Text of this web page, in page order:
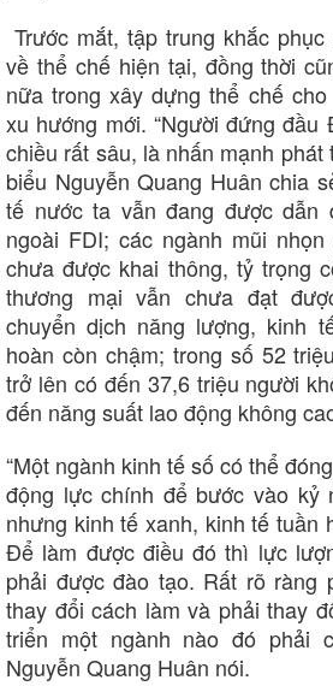
Thể thao
Bóng đá
Lịch thi đấu bóng đá
Ô tô
Ô tô
Trước mắt, tập trung khắc
về thể chế hiện tại, đồng thời
nữa trong xây dựng thể chế
xu hướng mới. “Người đứng
chiều rất sâu, là nhấn mạnh phát
biểu Nguyễn Quang Huân chia
tế nước ta vẫn đang được dẫn
ngoài FDI; các ngành mũi nhọn
chưa được khai thông, tỷ trọng
thương mại vẫn chưa đạt
chuyển dịch năng lượng, kinh
hoàn còn chậm; trong số 52
trở lên có đến 37,6 triệu người
đến năng suất lao động không
“Một ngành kinh tế số có thể
động lực chính để bước vào kỷ
nhưng kinh tế xanh, kinh tế tuần
Để làm được điều đó thì lực
phải được đào tạo. Rất rõ ràng
thay đổi cách làm và phải thay
triển một ngành nào đó phải
Nguyễn Quang Huân nói.